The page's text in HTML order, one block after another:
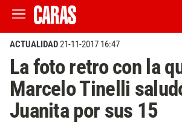
ACTUALIDAD21-11-2017 16:47
La foto retro con la
Marcelo Tinelli
Juanita por sus 15